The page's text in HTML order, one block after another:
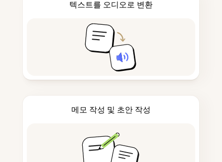
텍스트를 오디오로 변환
메모 작성 및 초안 작성